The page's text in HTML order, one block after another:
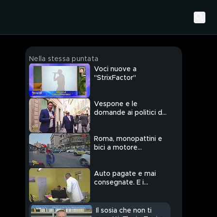
Nella stessa puntata
Voci nuove a
"StrixFactor"
Vespone e le
domande ai politici del
Roma, monopattini e
bici a motore
Auto pagate e mai
consegnate. E i
Il sosia che non ti